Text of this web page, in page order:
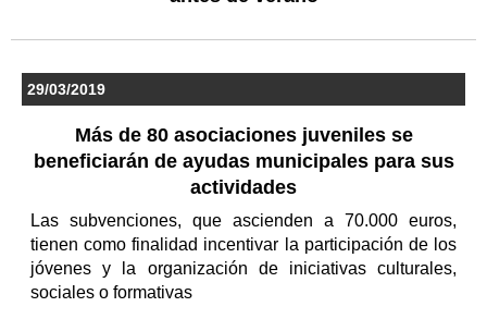
29/03/2019
Más de 80 asociaciones juveniles se
beneficiarán de ayudas municipales para sus
actividades
Las subvenciones, que ascienden a 70.000 euros,
tienen como finalidad incentivar la participación de los
jóvenes y la organización de iniciativas culturales,
sociales o formativas